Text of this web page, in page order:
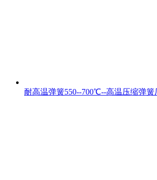
耐高温弹簧550--700℃--高温压缩弹簧